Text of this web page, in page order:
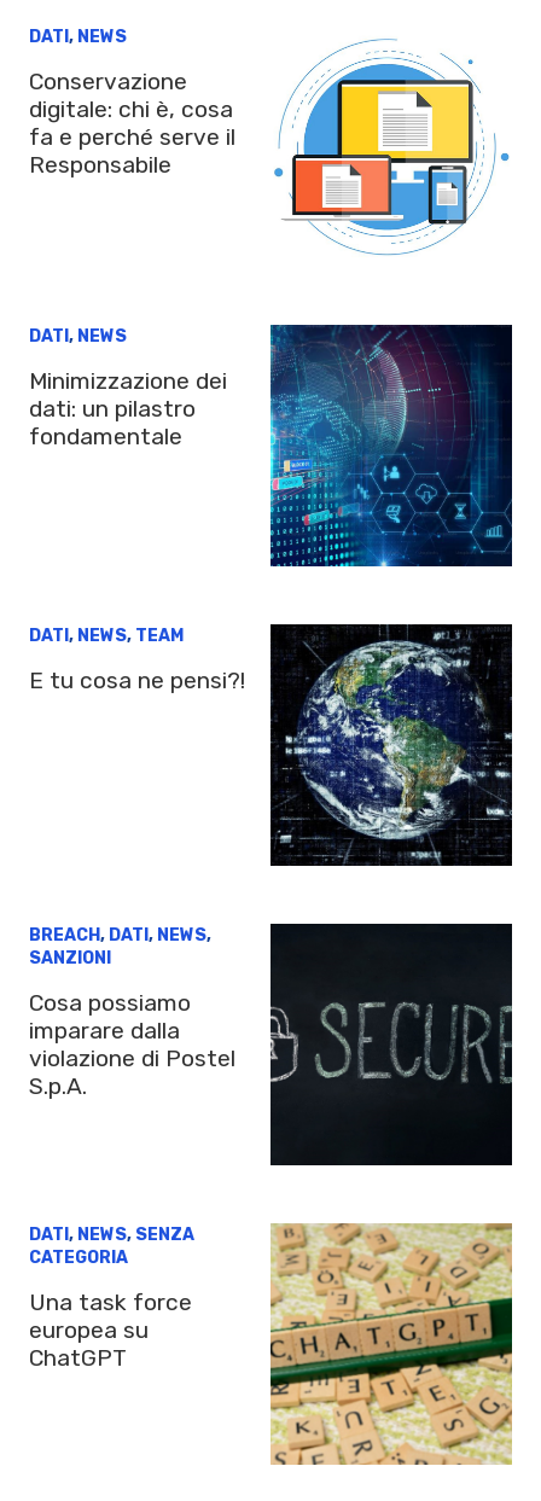
DATI , NEWS
Conservazione
digitale: chi è, cosa
fa e perché serve il
Responsabile
DATI , NEWS
Minimizzazione dei
dati: un pilastro
fondamentale
DATI , NEWS, TEAM
E tu cosa ne pensi?!
BREACH, DATI , NEWS,
SANZIONI
Cosa possiamo
imparare dalla
violazione di Postel
S.p.A.
DATI , NEWS, SENZA
CATEGORIA
Una task force
europea su
ChatGPT